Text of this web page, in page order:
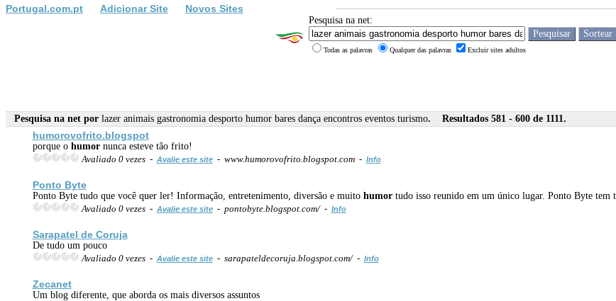
Portugal.com.pt Adicionar Site Novos Sites
Pesquisa na net:
Todas as palavras Qualquer das palavras Excluir sites adultos
Pesquisa na net por lazer animais gastronomia desporto humor bares dança encontros eventos turismo. Resultados 581 - 600 de 1111.
humorovofrito.blogspot
porque o humornunca esteve tão frito!
Avaliado 0 vezes - Avalie este site- www.humorovofrito.blogspot.com - Info
Ponto Byte
Ponto Byte tudo que você quer ler! Informação, entretenimento, diversão e muito humortudo isso reunido em um único lugar. Ponto Byte tem
Avaliado 0 vezes - Avalie este site- pontobyte.blogspot.com/ - Info
Sarapatel de Coruja
De tudo um pouco
Avaliado 0 vezes - Avalie este site- sarapateldecoruja.blogspot.com/ - Info
Zecanet
Um blog diferente, que aborda os mais diversos assuntos